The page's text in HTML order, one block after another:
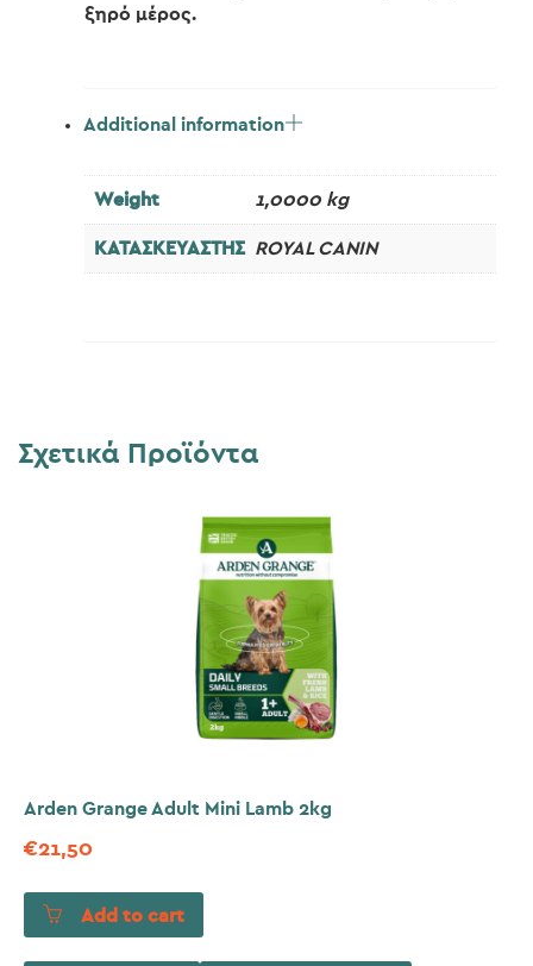
ξηρό μέρος.
Additional information
Weight 1,0000 kg
ΚΑΤΑΣΚΕΥΑΣΤΗΣ ROYAL CANIN
Σχετικά Προϊόντα
Arden Grange Adult Mini Lamb 2kg
€21,50
Add to cart